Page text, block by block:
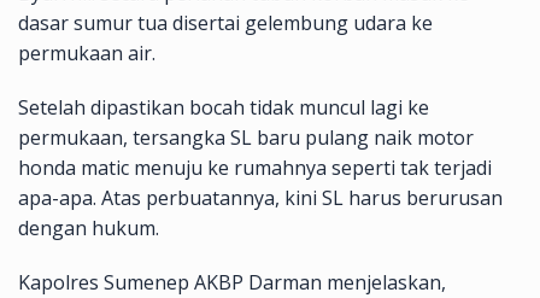
dasar sumur tua disertai gelembung udara ke
permukaan air.
Setelah dipastikan bocah tidak muncul lagi ke
permukaan, tersangka SL baru pulang naik motor
honda matic menuju ke rumahnya seperti tak terjadi
apa-apa. Atas perbuatannya, kini SL harus berurusan
dengan hukum.
Kapolres Sumenep AKBP Darman menjelaskan,